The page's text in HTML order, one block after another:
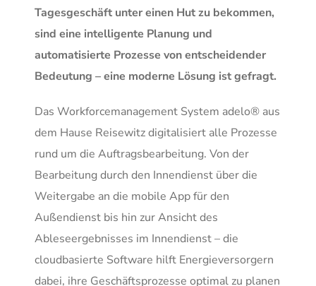
Tagesgeschäft unter einen Hut zu bekommen,
sind eine intelligente Planung und
automatisierte Prozesse von entscheidender
Bedeutung – eine moderne Lösung ist gefragt.
Das Workforcemanagement System adelo® aus
dem Hause Reisewitz digitalisiert alle Prozesse
rund um die Auftragsbearbeitung. Von der
Bearbeitung durch den Innendienst über die
Weitergabe an die mobile App für den
Außendienst bis hin zur Ansicht des
Ableseergebnisses im Innendienst – die
cloudbasierte Software hilft Energieversorgern
dabei, ihre Geschäftsprozesse optimal zu planen